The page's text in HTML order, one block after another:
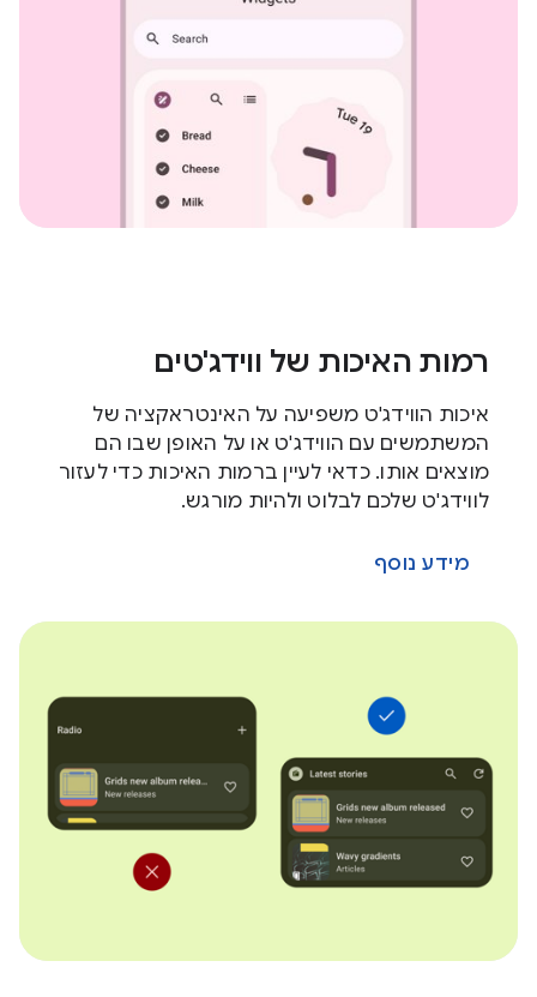
רמות האיכות של ווידג'טים
איכות הווידג'ט משפיעה על האינטראקציה של
המשתמשים עם הווידג'ט או על האופן שבו הם
מוצאים אותו. כדאי לעיין ברמות האיכות כדי לעזור
לווידג'ט שלכם לבלוט ולהיות מורגש.
מידע נוסף